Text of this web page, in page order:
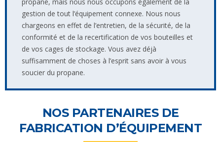
gestion de tout l’équipement connexe. Nous nous
chargeons en effet de l’entretien, de la sécurité, de la
conformité et de la recertification de vos bouteilles et
de vos cages de stockage. Vous avez déjà
suffisamment de choses à l’esprit sans avoir à vous
soucier du propane.
NOS PARTENAIRES DE
FABRICATION D’ÉQUIPEMENT